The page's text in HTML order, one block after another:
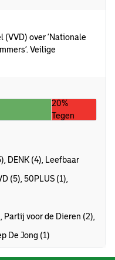
over ‘Nationale
Veilige
20%
Tegen
DENK (4), Leefbaar
(5), 50PLUS (1),
Partij voor de Dieren (2),
De Jong (1)